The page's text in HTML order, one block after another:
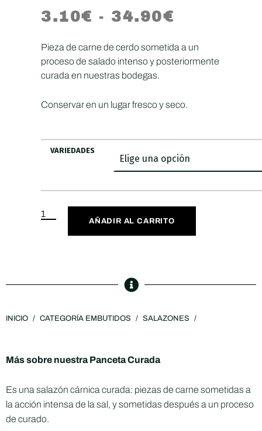
3.10€ - 34.90€
Pieza de carne de cerdo sometida a un
proceso de salado intenso y posteriormente
curada en nuestras bodegas.
Conservar en un lugar fresco y seco.
VARIEDADES
AÑADIR AL CARRITO
INICIO / CATEGORÍA EMBUTIDOS / SALAZONES /
Más sobre nuestra Panceta Curada
Es una salazón cárnica curada: piezas de carne sometidas a
la acción intensa de la sal, y sometidas después a un proceso
de curado.